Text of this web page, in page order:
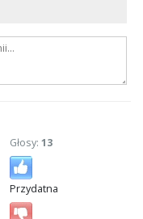
Głosy: 13
Przydatna